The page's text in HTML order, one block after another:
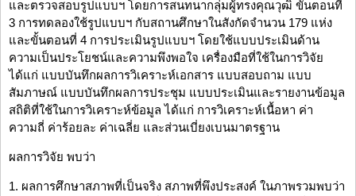
และตรวจสอบรูปแบบฯ โดยการสนทนากลุ่มผู้ทรงคุณวุฒิ ขั้นตอนที่
3 การทดลองใช้รูปแบบฯ กับสถานศึกษาในสังกัดจำนวน 179 แห่ง
และขั้นตอนที่ 4 การประเมินรูปแบบฯ โดยใช้แบบประเมินด้าน
ความเป็นประโยชน์และความพึงพอใจ เครื่องมือที่ใช้ในการวิจัย
ได้แก่ แบบบันทึกผลการวิเคราะห์เอกสาร แบบสอบถาม แบบ
สัมภาษณ์ แบบบันทึกผลการประชุม แบบประเมินและรายงานข้อมูล
สถิติที่ใช้ในการวิเคราะห์ข้อมูล ได้แก่ การวิเคราะห์เนื้อหา ค่า
ความถี่ ค่าร้อยละ ค่าเฉลี่ย และส่วนเบี่ยงเบนมาตรฐาน
ผลการวิจัย พบว่า
1. ผลการศึกษาสภาพที่เป็นจริง สภาพที่พึงประสงค์ ในภาพรวมพบว่า